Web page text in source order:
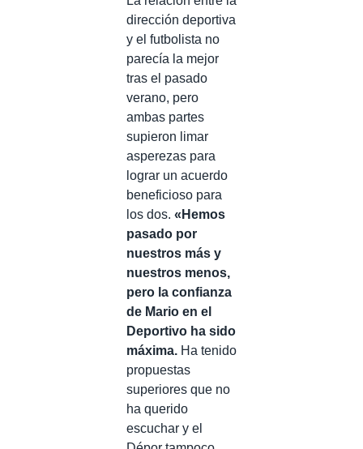
dirección deportiva
y el futbolista no
parecía la mejor
tras el pasado
verano, pero
ambas partes
supieron limar
asperezas para
lograr un acuerdo
beneficioso para
los dos. «Hemos
pasado por
nuestros más y
nuestros menos,
pero la confianza
de Mario en el
Deportivo ha sido
máxima. Ha tenido
propuestas
superiores que no
ha querido
escuchar y el